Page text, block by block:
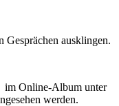
Gesprächen ausklingen.
im Online-Album unter
werden.